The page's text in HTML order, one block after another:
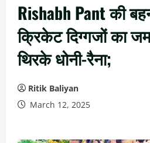
Rishabh Pant की
क्रिकेट दिग्गजों का
थिरके धोनी-रैना;
Ritik Baliyan
March 12, 2025